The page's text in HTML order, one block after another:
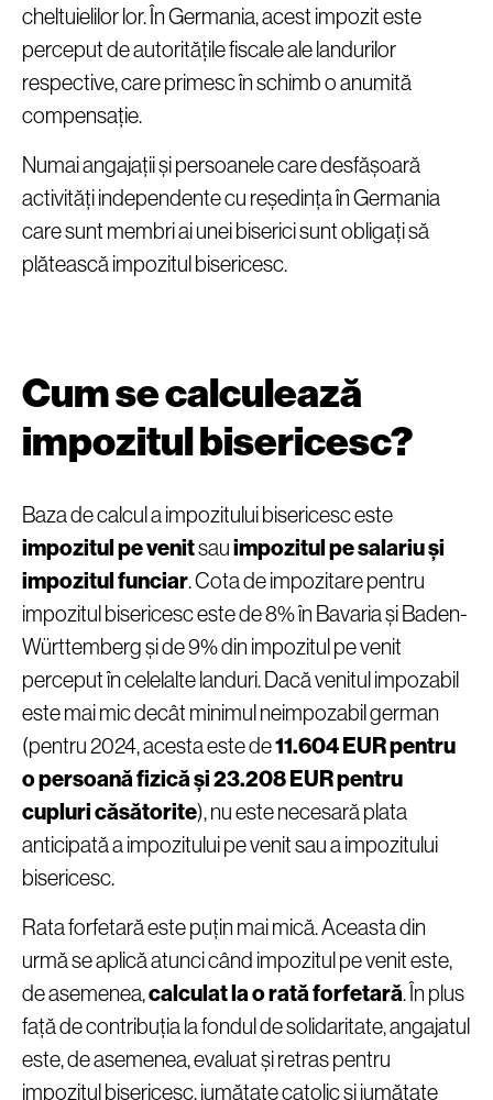
cheltuielilor lor. În Germania, acest impozit este
perceput de autoritățile fiscale ale landurilor
respective, care primesc în schimb o anumită
compensație.
Numai angajații și persoanele care desfășoară
activități independente cu reședința în Germania
care sunt membri ai unei biserici sunt obligați să
plătească impozitul bisericesc.
Cum se calculează
impozitul bisericesc?
Baza de calcul a impozitului bisericesc este
impozitul pe venitsauimpozitul pe salariu și
impozitul funciar. Cota de impozitare pentru
impozitul bisericesc este de 8% în Bavaria și Baden-
Württemberg și de 9% din impozitul pe venit
perceput în celelalte landuri. Dacă venitul impozabil
este mai mic decât minimul neimpozabil german
(pentru 2024, acesta este de11.604 EUR pentru
o persoană fizică și 23.208 EUR pentru
cupluri căsătorite), nu este necesară plata
anticipată a impozitului pe venit sau a impozitului
bisericesc.
Rata forfetară este puțin mai mică. Aceasta din
urmă se aplică atunci când impozitul pe venit este,
de asemenea,calculat la o rată forfetară. În plus
față de contribuția la fondul de solidaritate, angajatul
este, de asemenea, evaluat și retras pentru
impozitul bisericesc, jumătate catolic și jumătate